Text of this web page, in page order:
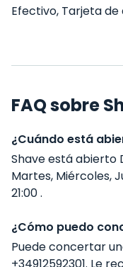
Efectivo, Tarjeta
FAQ sobre
¿Cuándo está
Shave está abierto
Martes, Miércoles,
21:00 .
¿Cómo puedo
Puede concertar